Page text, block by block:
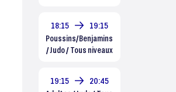
18:15
19:15
Poussins/Benjamins
/ Judo / Tous niveaux
19:15
20:45